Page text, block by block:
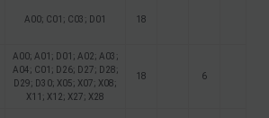
A00; C01; C03; D01 18
A00; A01; D01; A02; A03;
A04; C01; D26; D27; D28;
D29; D30; X05; X07; X08;
X11; X12; X27; X28
18 6